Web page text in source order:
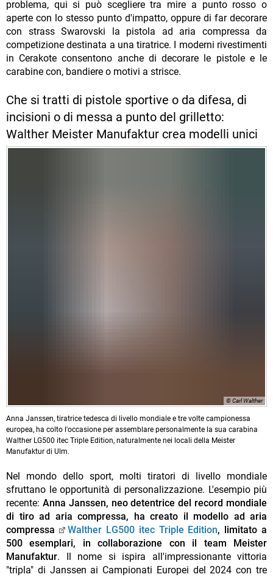
problema, qui si può scegliere tra mire a punto rosso o
aperte con lo stesso punto d'impatto, oppure di far decorare
con strass Swarovski la pistola ad aria compressa da
competizione destinata a una tiratrice. I moderni rivestimenti
in Cerakote consentono anche di decorare le pistole e le
carabine con, bandiere o motivi a strisce.
Che si tratti di pistole sportive o da difesa, di
incisioni o di messa a punto del grilletto:
Walther Meister Manufaktur crea modelli unici
© Carl Walther
Anna Janssen, tiratrice tedesca di livello mondiale e tre volte campionessa
europea, ha colto l'occasione per assemblare personalmente la sua carabina
Walther LG500 itec Triple Edition, naturalmente nei locali della Meister
Manufaktur di Ulm.
Nel mondo dello sport, molti tiratori di livello mondiale
sfruttano le opportunità di personalizzazione. L'esempio più
recente: Anna Janssen, neo detentrice del record mondiale
di tiro ad aria compressa, ha creato il modello ad aria
compressa
Walther LG500 itec Triple Edition, limitato a
500 esemplari, in collaborazione con il team Meister
Manufaktur. Il nome si ispira all'impressionante vittoria
"tripla" di Janssen ai Campionati Europei del 2024 con tre